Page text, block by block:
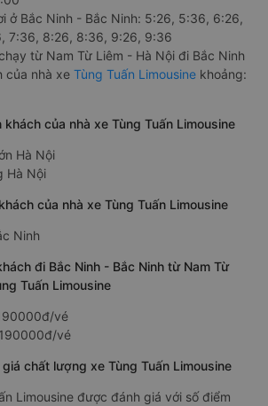
ở Bắc Ninh - Bắc Ninh: 5:26, 5:36, 6:26,
7:36, 8:26, 8:36, 9:26, 9:36
từ Nam Từ Liêm - Hà Nội đi Bắc Ninh
của nhà xe Tùng Tuấn Limousine khoảng:
của nhà xe Tùng Tuấn Limousine
Hà Nội
Hà Nội
của nhà xe Tùng Tuấn Limousine
Ninh
đi Bắc Ninh - Bắc Ninh từ Nam Từ
Tuấn Limousine
vé
vé
chất lượng xe Tùng Tuấn Limousine
Limousine được đánh giá với số điểm